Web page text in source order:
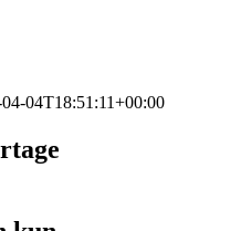
04T18:51:11+00:00